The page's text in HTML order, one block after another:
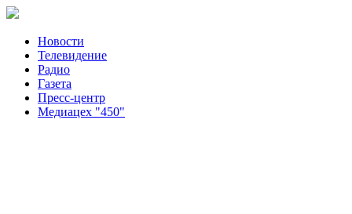
Новости
Телевидение
Радио
Газета
Пресс-центр
Медиацех "450"